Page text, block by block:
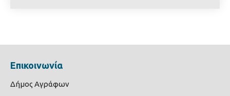
Επικοινωνία
Δήμος Αγράφων